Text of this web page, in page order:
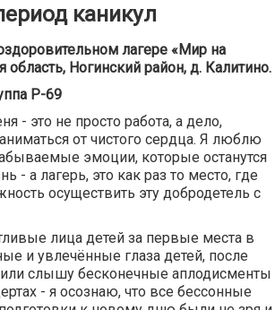
каникул
лагере «Мир на
область, Ногинский район, д. Калитино.
Р-69
- это не просто работа, а дело,
от чистого сердца. Я люблю
эмоции, которые останутся
- а лагерь, это как раз то место, где
осуществить эту добродетель с
лица детей за первые места в
и увлечённые глаза детей, после
слышу бесконечные аплодисменты
- я осознаю, что все бессонные